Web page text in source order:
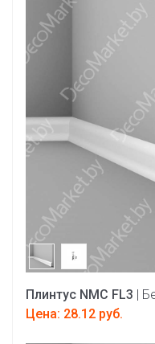
Плинтус NMC FL3
|
Цена: 28.12 руб.